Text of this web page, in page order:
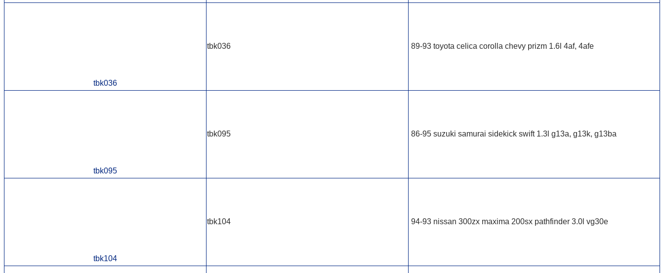
tbk036
tbk036 89-93 toyota celica corolla chevy prizm 1.6l 4af, 4afe
tbk095
tbk095 86-95 suzuki samurai sidekick swift 1.3l g13a, g13k, g13ba
tbk104
tbk104 94-93 nissan 300zx maxima 200sx pathfinder 3.0l vg30e